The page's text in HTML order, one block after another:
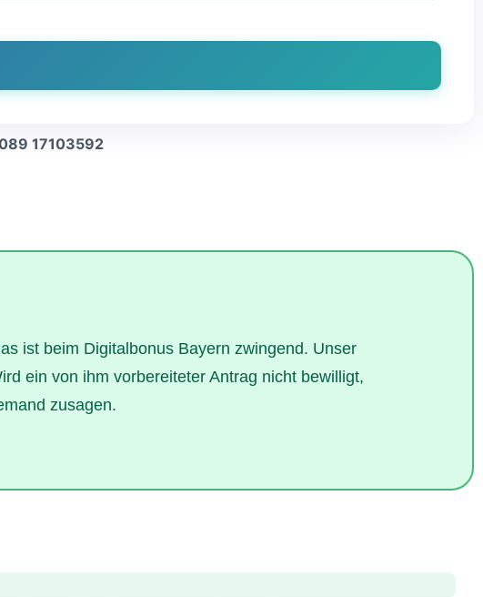
17103592
ist beim Digitalbonus Bayern zwingend. Unser
ein von ihm vorbereiteter Antrag nicht bewilligt,
zusagen.